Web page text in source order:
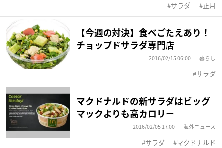
サラダ 正月
【今週の対決】食べごたえあり！
チョップドサラダ専門店
2016/02/15 06:00 暮らし
サラダ
マクドナルドの新サラダはビッグ
マックよりも高カロリー
2016/02/05 17:00 海外ニュース
サラダ マクドナルド